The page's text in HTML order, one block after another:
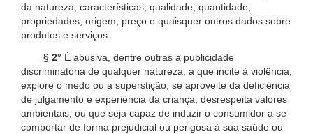
da natureza, características, qualidade, quantidade,
propriedades, origem, preço e quaisquer outros dados sobre
produtos e serviços.
§ 2° É abusiva, dentre outras a publicidade
discriminatória de qualquer natureza, a que incite à violência,
explore o medo ou a superstição, se aproveite da deficiência
de julgamento e experiência da criança, desrespeita valores
ambientais, ou que seja capaz de induzir o consumidor a se
comportar de forma prejudicial ou perigosa à sua saúde ou